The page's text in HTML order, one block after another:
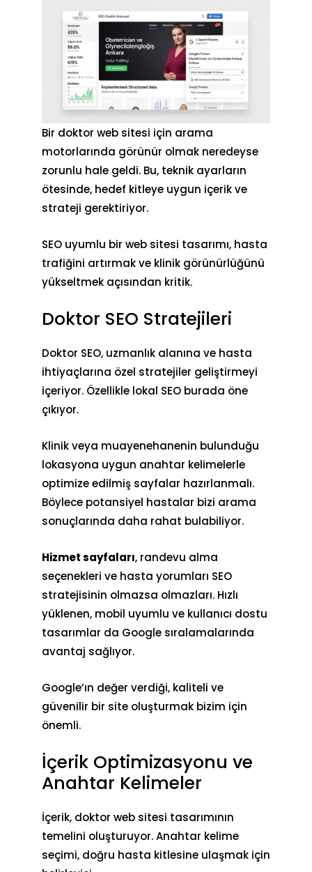
Bir doktor web sitesi için arama
motorlarında görünür olmak neredeyse
zorunlu hale geldi. Bu, teknik ayarların
ötesinde, hedef kitleye uygun içerik ve
strateji gerektiriyor.
SEO uyumlu bir web sitesi tasarımı, hasta
trafiğini artırmakve klinik görünürlüğünü
yükseltmek açısından kritik.
Doktor SEO Stratejileri
Doktor SEO, uzmanlık alanına ve hasta
ihtiyaçlarına özel stratejiler geliştirmeyi
içeriyor. Özellikle lokal SEO burada öne
çıkıyor.
Klinik veya muayenehanenin bulunduğu
lokasyona uygun anahtar kelimelerle
optimize edilmiş sayfalar hazırlanmalı.
Böylece potansiyel hastalar bizi arama
sonuçlarında daha rahat bulabiliyor.
Hizmet sayfaları, randevu alma
seçenekleri ve hasta yorumları SEO
stratejisinin olmazsa olmazları. Hızlı
yüklenen, mobil uyumlu ve kullanıcı dostu
tasarımlar da Google sıralamalarında
avantaj sağlıyor.
Google’ın değer verdiği, kaliteli ve
güvenilir bir site oluşturmak bizim için
önemli.
İçerik Optimizasyonu ve
Anahtar Kelimeler
İçerik, doktor web sitesi tasarımının
temelini oluşturuyor. Anahtar kelime
seçimi, doğru hasta kitlesine ulaşmak için